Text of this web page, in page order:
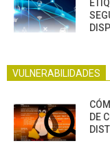
VULNERABILIDADES
DE